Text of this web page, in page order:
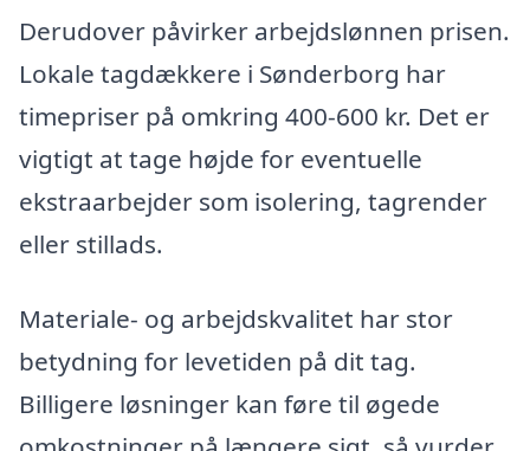
Derudover påvirker arbejdslønnen prisen.
Lokale tagdækkere i Sønderborg har
timepriser på omkring 400-600 kr. Det er
vigtigt at tage højde for eventuelle
ekstraarbejder som isolering, tagrender
eller stillads.
Materiale- og arbejdskvalitet har stor
betydning for levetiden på dit tag.
Billigere løsninger kan føre til øgede